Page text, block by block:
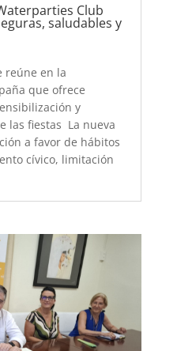
Club
saludables y
reúne en la
que ofrece
y
las fiestas La nueva
a favor de hábitos
cívico, limitación